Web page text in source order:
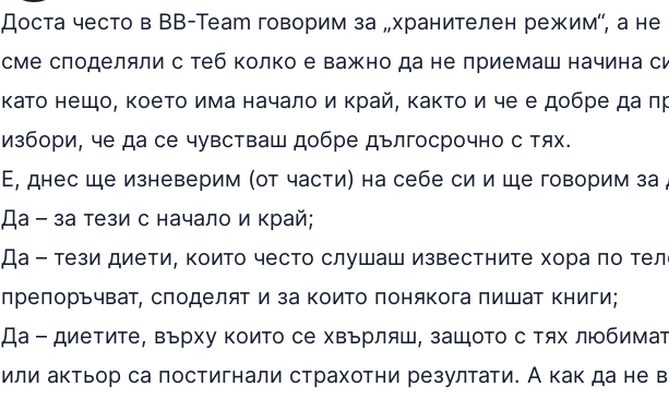
Доста често в BB-Team говорим за „хранителен режим“, а не
сме споделяли с теб колко е важно да не приемаш начина
като нещо, което има начало и край, както и че е добре да
избори, че да се чувстваш добре дългосрочно с тях.
Е, днес ще изневерим (от части) на себе си и ще говорим за
Да – за тези с начало и край;
Да – тези диети, които често слушаш известните хора по
препоръчват, споделят и за които понякога пишат книги;
Да – диетите, върху които се хвърляш, защото с тях
или актьор са постигнали страхотни резултати. А как да не